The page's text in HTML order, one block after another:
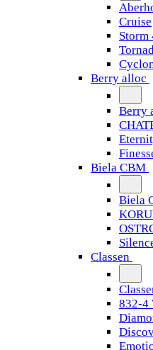
Cruise
Storm
Berry alloc
Berry
Biela CBM
Biela
Classen
832-4